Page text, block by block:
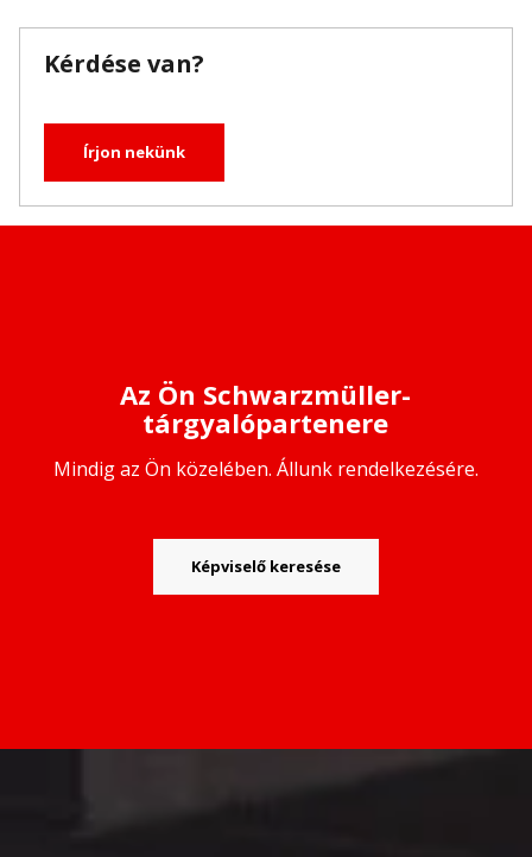
Kérdése van?
Írjon nekünk
Az Ön Schwarzmüller-
tárgyalópartenere
Mindig az Ön közelében. Állunk rendelkezésére.
Képviselő keresése